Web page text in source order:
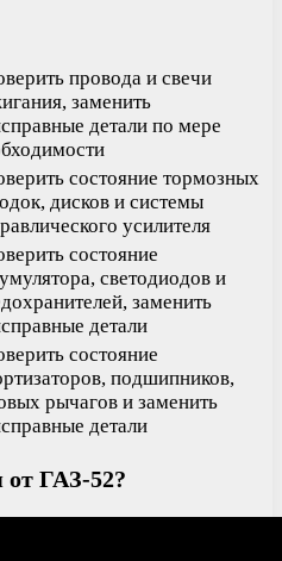
провода и свечи
заменить
детали по мере
состояние тормозных
дисков и системы
усилителя
состояние
светодиодов и
заменить
детали
состояние
подшипников,
рычагов и заменить
детали
ГАЗ-52?